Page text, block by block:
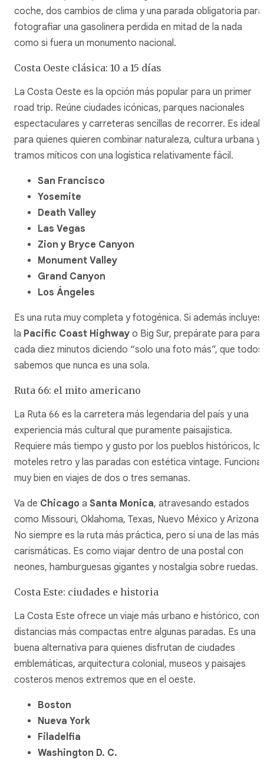
coche, dos cambios de clima y una parada obligatoria para
fotografiar una gasolinera perdida en mitad de la nada
como si fuera un monumento nacional.
Costa Oeste clásica: 10 a 15 días
La Costa Oeste es la opción más popular para un primer
road trip. Reúne ciudades icónicas, parques nacionales
espectaculares y carreteras sencillas de recorrer. Es ideal
para quienes quieren combinar naturaleza, cultura urbana y
tramos míticos con una logística relativamente fácil.
San Francisco
Yosemite
Death Valley
Las Vegas
Zion y Bryce Canyon
Monument Valley
Grand Canyon
Los Ángeles
Es una ruta muy completa y fotogénica. Si además incluyes
la Pacific Coast Highway o Big Sur, prepárate para parar
cada diez minutos diciendo “solo una foto más”, que todos
sabemos que nunca es una sola.
Ruta 66: el mito americano
La Ruta 66 es la carretera más legendaria del país y una
experiencia más cultural que puramente paisajística.
Requiere más tiempo y gusto por los pueblos históricos,
moteles retro y las paradas con estética vintage. Funciona
muy bien en viajes de dos o tres semanas.
Va de Chicago a Santa Monica, atravesando estados
como Missouri, Oklahoma, Texas, Nuevo México y Arizona.
No siempre es la ruta más práctica, pero sí una de las más
carismáticas. Es como viajar dentro de una postal con
neones, hamburguesas gigantes y nostalgia sobre ruedas.
Costa Este: ciudades e historia
La Costa Este ofrece un viaje más urbano e histórico, con
distancias más compactas entre algunas paradas. Es una
buena alternativa para quienes disfrutan de ciudades
emblemáticas, arquitectura colonial, museos y paisajes
costeros menos extremos que en el oeste.
Boston
Nueva York
Filadelfia
Washington D. C.